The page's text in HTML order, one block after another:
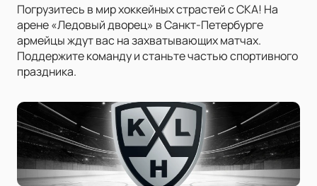
Погрузитесь в мир хоккейных страстей с СКА! На
арене «Ледовый дворец» в Санкт-Петербурге
армейцы ждут вас на захватывающих матчах.
Поддержите команду и станьте частью спортивного
праздника.